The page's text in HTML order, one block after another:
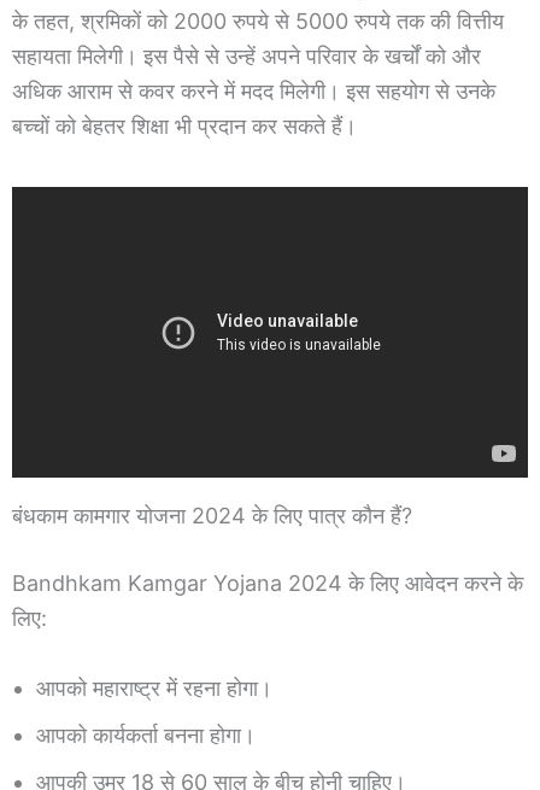
के तहत, श्रमिकों को 2000 रुपये से 5000 रुपये तक की वित्तीय
सहायता मिलेगी। इस पैसे से उन्हें अपने परिवार के खर्चों को और
अधिक आराम से कवर करने में मदद मिलेगी। इस सहयोग से उनके
बच्चों को बेहतर शिक्षा भी प्रदान कर सकते हैं।
बंधकाम कामगार योजना 2024 के लिए पात्र कौन हैं?
Bandhkam Kamgar Yojana 2024 के लिए आवेदन करने के
लिए:
आपको महाराष्ट्र में रहना होगा।
आपको कार्यकर्ता बनना होगा।
आपकी उम्र 18 से 60 साल के बीच होनी चाहिए।